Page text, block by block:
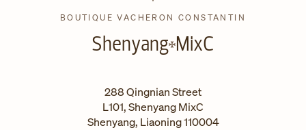
BOUTIQUE VACHERON CONSTANTIN
Shenyang MixC
288 Qingnian Street
L101, Shenyang MixC
Shenyang, Liaoning110004